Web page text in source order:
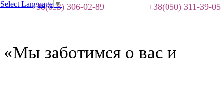
+38(093) 306-02-89 +38(050) 311-39-05
«Мы заботимся о вас и
Select Language▼